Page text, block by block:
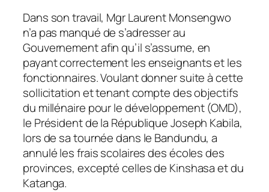
Dans son travail, Mgr Laurent Monsengwo
n’a pas manqué de s’adresser au
Gouvernement afin qu’il s’assume, en
payant correctement les enseignants et les
fonctionnaires. Voulant donner suite à cette
sollicitation et tenant compte des objectifs
du millénaire pour le développement (OMD),
le Président de la République Joseph Kabila,
lors de sa tournée dans le Bandundu, a
annulé les frais scolaires des écoles des
provinces, excepté celles de Kinshasa et du
Katanga.